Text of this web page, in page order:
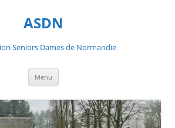
ASDN
Seniors Dames de Normandie
Menu